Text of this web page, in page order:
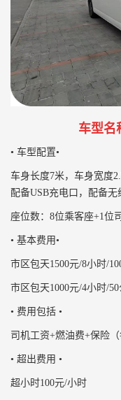
车型名
• 车型配置•
车身长度7米，车身宽度
配备USB充电口，配备无
座位数：8位乘客座+1位
• 基本费用•
市区包天1500元/8小时/
市区包天1000元/4小时/50
• 费用包括 •
司机工资+燃油费+保险（
• 超出费用 •
超小时100元/小时